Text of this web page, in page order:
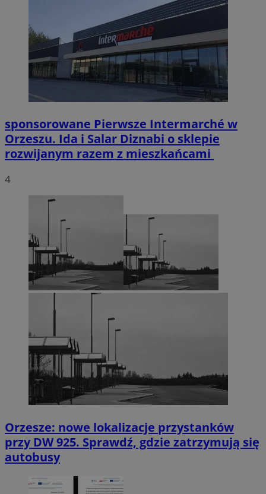
sponsorowane Pierwsze Intermarché w
Orzeszu. Ida i Salar Diznabi o sklepie
rozwijanym razem z mieszkańcami
4
Orzesze: nowe lokalizacje przystanków
przy DW 925. Sprawdź, gdzie zatrzymują się
autobusy